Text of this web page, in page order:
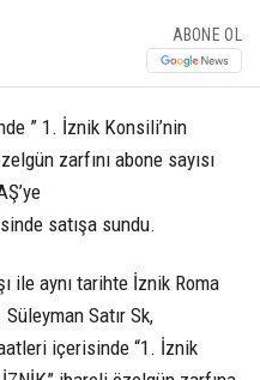
ABONE OL
” 1. İznik Konsili’nin
zarfını abone sayısı
satışa sundu.
ile aynı tarihte İznik Roma
Satır Sk,
içerisinde “1. İznik